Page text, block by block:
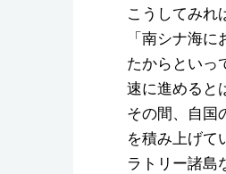
こうしてみれ
「南シナ海
たからといっ
速に進めると
その間、自国
を積み上げて
ラトリー諸島